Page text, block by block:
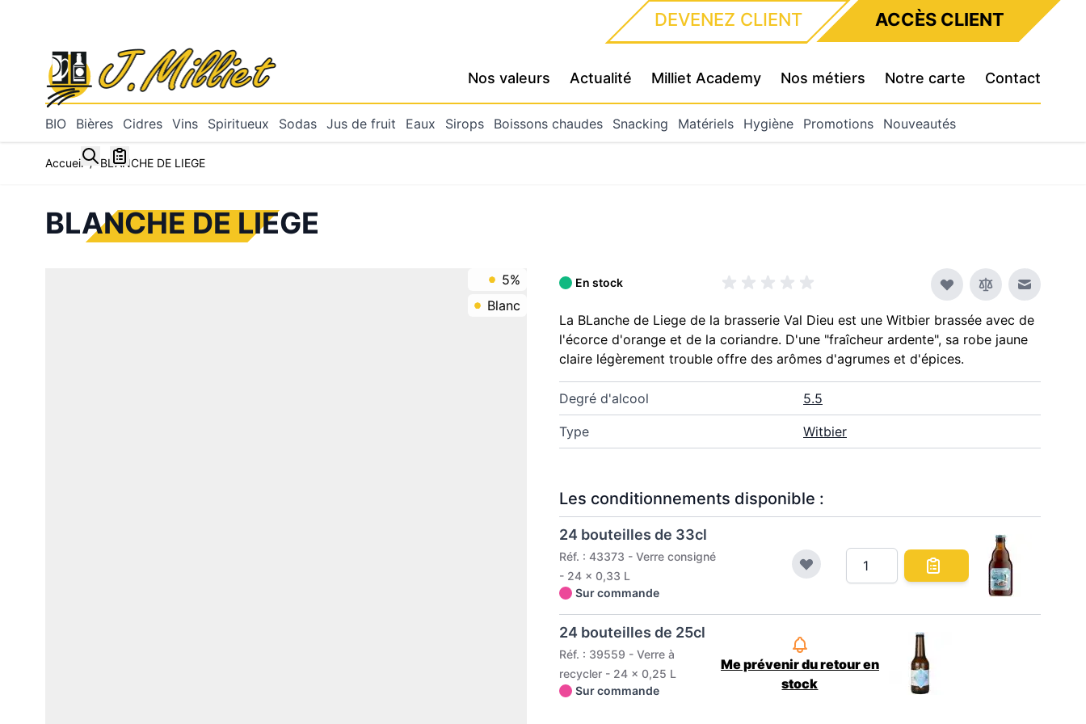
DEVENEZ CLIENT ACCÈS CLIENT
Nos valeurs Actualité Milliet Academy Nos métiers Notre carte Contact
BIO Bières Cidres Vins Spiritueux Sodas Jus de fruit Eaux Sirops Boissons chaudes Snacking Matériels Hygiène Promotions
Nouveautés
Accueil / BLANCHE DE LIEGE
BLANCHE DE LIEGE
5%
Blanc
En stock
Envoyer
La BLanche de Liege de la brasserie Val Dieu est une Witbier brassée avec de
l'écorce d'orange et de la coriandre. D'une "fraîcheur ardente", sa robe jaune
claire légèrement trouble offre des arômes d'agrumes et d'épices.
Degré d'alcool 5.5
Type Witbier
Les conditionnements disponible :
24 bouteilles de 33cl
Réf. : 43373 - Verre consigné
- 24 x 0,33 L
Sur commande
24 bouteilles de 25cl
Réf. : 39559 - Verre à
recycler - 24 x 0,25 L
Sur commande
Me prévenir du retour en
stock